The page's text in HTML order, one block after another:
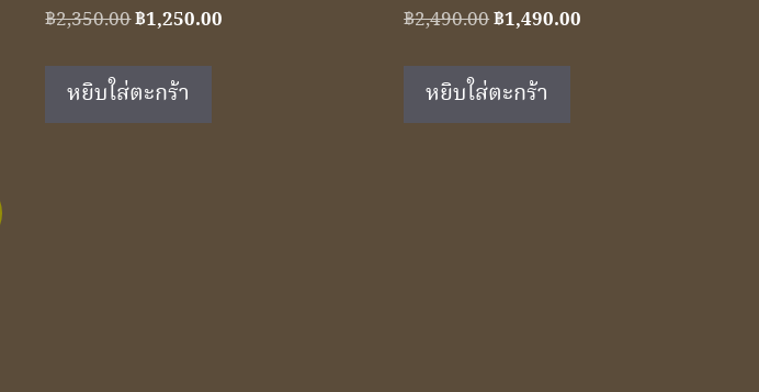
฿2,350.00Original
was:
฿2,350.00.
฿1,250.00
หยิบใส่ตะกร้า
฿2,490.00Original
was:
฿2,490.00.
฿1,490.00
หยิบใส่ตะกร้า